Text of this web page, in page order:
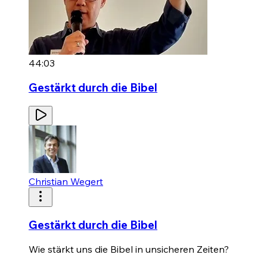
44:03
Gestärkt durch die Bibel
Christian Wegert
Gestärkt durch die Bibel
Wie stärkt uns die Bibel in unsicheren Zeiten?